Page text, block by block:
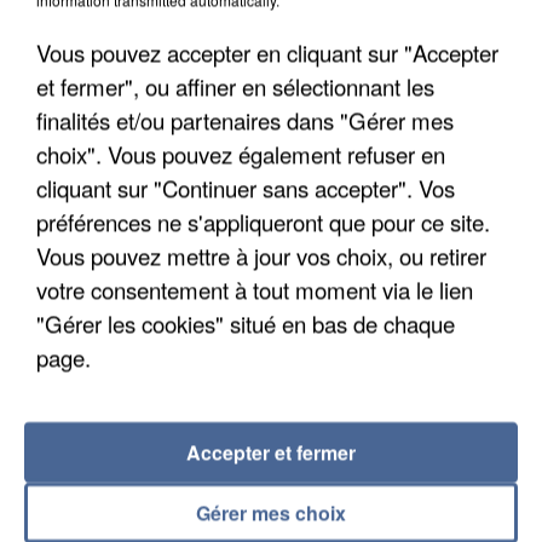
L’UN DES FONDATEURS SUPPOSÉS DE LA DZ
MAFIA INTERPELLÉ EN ALGÉRIE
Vous pouvez accepter en cliquant sur "Accepter
et fermer", ou affiner en sélectionnant les
finalités et/ou partenaires dans "Gérer mes
choix". Vous pouvez également refuser en
cliquant sur "Continuer sans accepter". Vos
préférences ne s'appliqueront que pour ce site.
Vous pouvez mettre à jour vos choix, ou retirer
votre consentement à tout moment via le lien
"Gérer les cookies" situé en bas de chaque
page.
Gérer mes choix
Accepter et fermer